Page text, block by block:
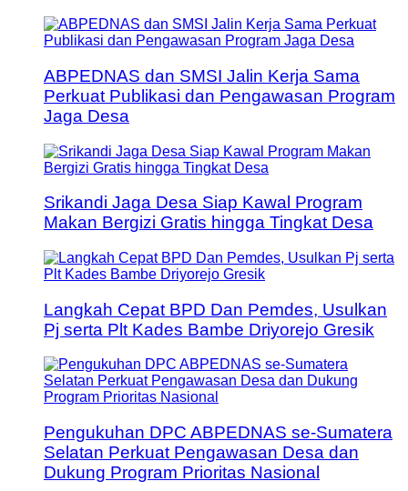
ABPEDNAS dan SMSI Jalin Kerja Sama
Perkuat Publikasi dan Pengawasan Program
Jaga Desa
Srikandi Jaga Desa Siap Kawal Program
Makan Bergizi Gratis hingga Tingkat Desa
Langkah Cepat BPD Dan Pemdes, Usulkan
Pj serta Plt Kades Bambe Driyorejo Gresik
Pengukuhan DPC ABPEDNAS se-Sumatera
Selatan Perkuat Pengawasan Desa dan
Dukung Program Prioritas Nasional